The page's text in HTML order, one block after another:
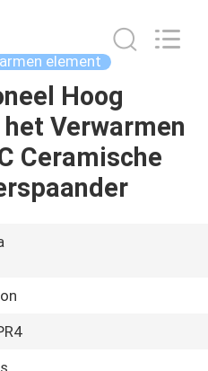
element
Hoog
Verwarmen
Ceramische